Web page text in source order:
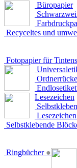
Büropapier
Recyceltes und
Fotopapier für
Lesezeichen
Selbstklebende
Ringbücher ●